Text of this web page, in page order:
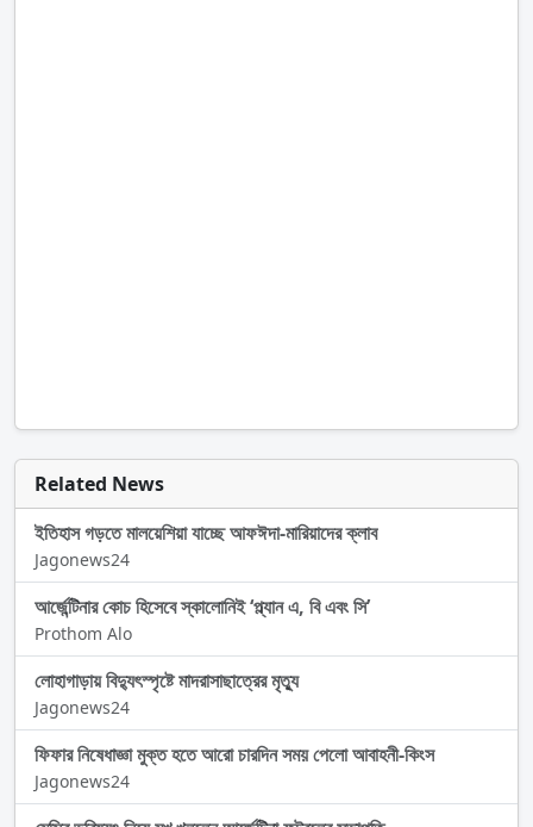
Related News
ইতিহাস গড়তে মালয়েশিয়া যাচ্ছে আফঈদা-মারিয়াদের ক্লাব
Jagonews24
আর্জেন্টিনার কোচ হিসেবে স্কালোনিই ‘প্ল্যান এ, বি এবং সি’
Prothom Alo
লোহাগাড়ায় বিদ্যুৎস্পৃষ্টে মাদরাসাছাত্রের মৃত্যু
Jagonews24
ফিফার নিষেধাজ্ঞা মুক্ত হতে আরো চারদিন সময় পেলো আবাহনী-কিংস
Jagonews24